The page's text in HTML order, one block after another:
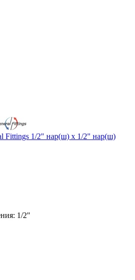
Fittings 1/2" нар(ш) х 1/2" нар(ш)
1/2"